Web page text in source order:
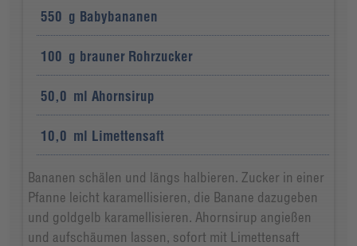
550 g Babybananen
100 g brauner Rohrzucker
50,0 ml Ahornsirup
10,0 ml Limettensaft
Bananen schälen und längs halbieren. Zucker in einer
Pfanne leicht karamellisieren, die Banane dazugeben
und goldgelb karamellisieren. Ahornsirup angießen
und aufschäumen lassen, sofort mit Limettensaft